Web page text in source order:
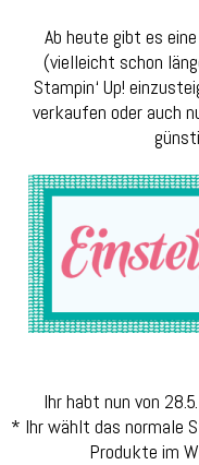
Ab heute gibt es
(vielleicht schon
Stampin‘ Up!
verkaufen oder auch
Ihr habt nun von
* Ihr wählt das normale
Produkte im